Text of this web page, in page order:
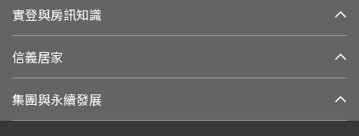
實登與房訊知識
信義居家
集團與永續發展